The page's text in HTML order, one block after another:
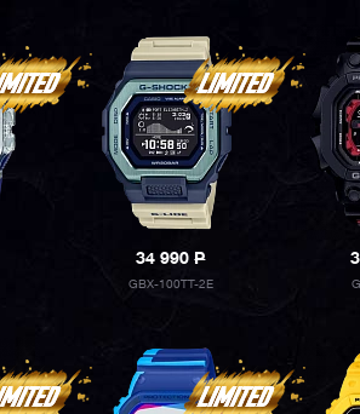
34 990P
GBX-100TT-2E